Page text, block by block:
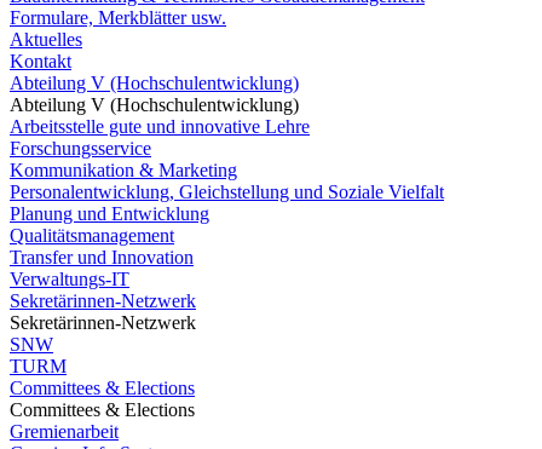
Formulare, Merkblätter usw.
Aktuelles
Kontakt
Abteilung V (Hochschulentwicklung)
Abteilung V (Hochschulentwicklung)
Arbeitsstelle gute und innovative Lehre
Forschungsservice
Kommunikation & Marketing
Personalentwicklung, Gleichstellung und Soziale Vielfalt
Planung und Entwicklung
Qualitätsmanagement
Transfer und Innovation
Verwaltungs-IT
Sekretärinnen-Netzwerk
Sekretärinnen-Netzwerk
SNW
TURM
Committees & Elections
Committees & Elections
Gremienarbeit